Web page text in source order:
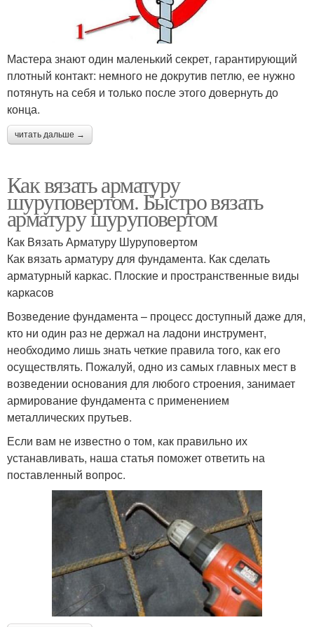
Мастера знают один маленький секрет, гарантирующий
плотный контакт: немного не докрутив петлю, ее нужно
потянуть на себя и только после этого довернуть до
конца.
читать дальше →
Как вязать арматуру
шуруповертом. Быстро вязать
арматуру шуруповертом
Как Вязать Арматуру Шуруповертом
Как вязать арматуру для фундамента. Как сделать
арматурный каркас. Плоские и пространственные виды
каркасов
Возведение фундамента – процесс доступный даже для,
кто ни один раз не держал на ладони инструмент,
необходимо лишь знать четкие правила того, как его
осуществлять. Пожалуй, одно из самых главных мест в
возведении основания для любого строения, занимает
армирование фундамента с применением
металлических прутьев.
Если вам не известно о том, как правильно их
устанавливать, наша статья поможет ответить на
поставленный вопрос.